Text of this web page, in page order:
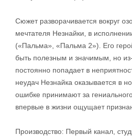
Сюжет разворачивается вокруг
мечтателя Незнайки, в
(«Пальма», «Пальма 2»). Его
быть полезным и значимым, но
постоянно попадает в
неудач Незнайка оказывается в
ошибке принимают за
впервые в жизни ощущает
Производство: Первый канал,